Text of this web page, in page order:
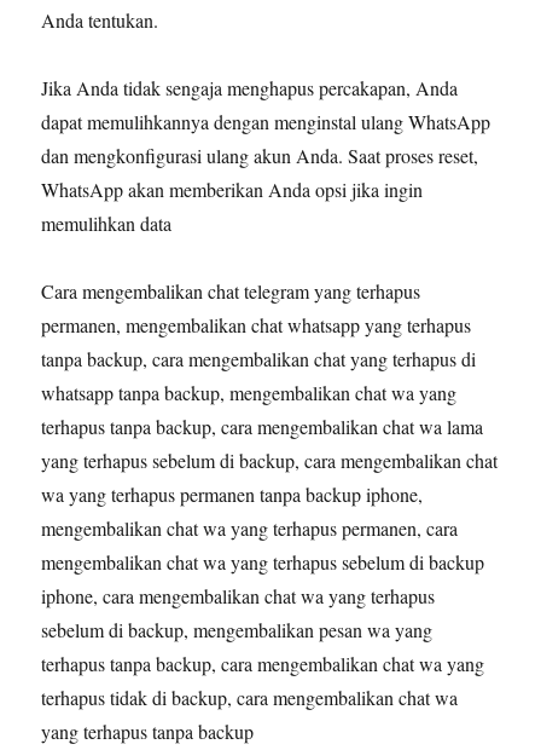
Anda tentukan.
Jika Anda tidak sengaja menghapus percakapan, Anda
dapat memulihkannya dengan menginstal ulang WhatsApp
dan mengkonfigurasi ulang akun Anda. Saat proses reset,
WhatsApp akan memberikan Anda opsi jika ingin
memulihkan data
Cara mengembalikan chat telegram yang terhapus
permanen, mengembalikan chat whatsapp yang terhapus
tanpa backup, cara mengembalikan chat yang terhapus di
whatsapp tanpa backup, mengembalikan chat wa yang
terhapus tanpa backup, cara mengembalikan chat wa lama
yang terhapus sebelum di backup, cara mengembalikan chat
wa yang terhapus permanen tanpa backup iphone,
mengembalikan chat wa yang terhapus permanen, cara
mengembalikan chat wa yang terhapus sebelum di backup
iphone, cara mengembalikan chat wa yang terhapus
sebelum di backup, mengembalikan pesan wa yang
terhapus tanpa backup, cara mengembalikan chat wa yang
terhapus tidak di backup, cara mengembalikan chat wa
yang terhapus tanpa backup